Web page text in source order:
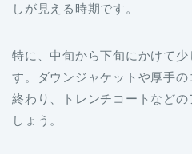
しが見える時期です。
特に、中旬から下旬にかけて
す。ダウンジャケットや厚手
終わり、トレンチコートなど
しょう。